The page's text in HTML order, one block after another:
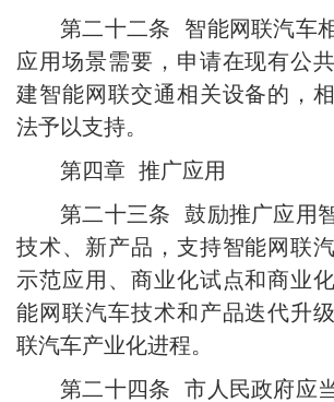
第二十二条 智能网联汽车
应用场景需要，申请在现有公
建智能网联交通相关设备的，
法予以支持。
第四章 推广应用
第二十三条 鼓励推广应用
技术、新产品，支持智能网联
示范应用、商业化试点和商业
能网联汽车技术和产品迭代升
联汽车产业化进程。
第二十四条 市人民政府应